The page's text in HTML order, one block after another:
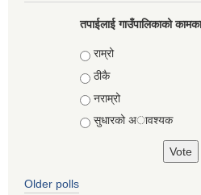
तपाईलाई गाउँपालिकाको
Choices
राम्रो
ठीकै
नराम्रो
सुधारको अावश्यक
Older polls